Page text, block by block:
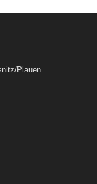
Plauen